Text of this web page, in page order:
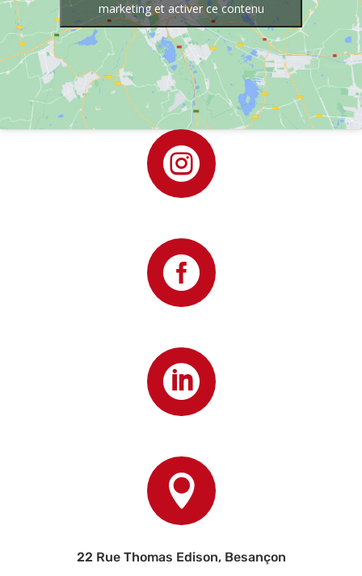
marketing et activer ce contenu




22 Rue Thomas Edison, Besançon